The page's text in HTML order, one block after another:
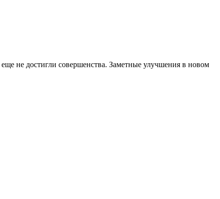
не достигли совершенства. Заметные улучшения в новом